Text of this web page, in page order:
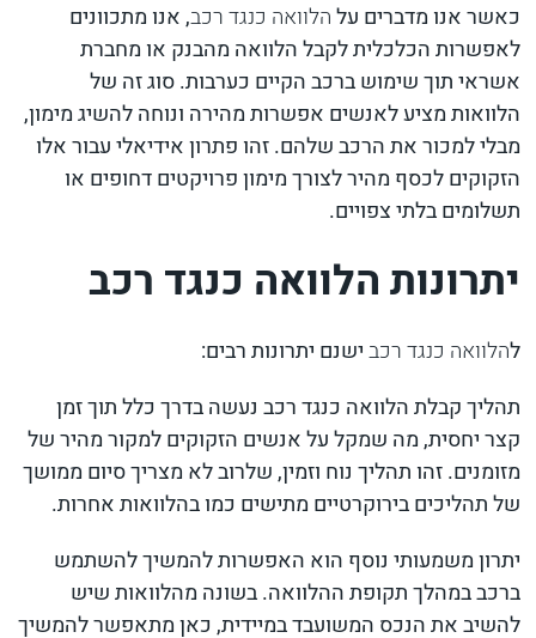
כאשר אנו מדברים עלהלוואה כנגד רכב, אנו מתכוונים
לאפשרות הכלכלית לקבל הלוואה מהבנק או מחברת
אשראי תוך שימוש ברכב הקיים כערבות. סוג זה של
הלוואות מציע לאנשים אפשרות מהירה ונוחה להשיג מימון,
מבלי למכור את הרכב שלהם. זהו פתרון אידיאלי עבור אלו
הזקוקים לכסף מהיר לצורך מימון פרויקטים דחופים או
תשלומים בלתי צפויים.
יתרונות הלוואה כנגד רכב
להלוואה כנגד רכבישנם יתרונות רבים:
תהליך קבלת הלוואה כנגד רכב נעשה בדרך כלל תוך זמן
קצר יחסית, מה שמקל על אנשים הזקוקים למקור מהיר של
מזומנים. זהו תהליך נוח וזמין, שלרוב לא מצריך סיום ממושך
של תהליכים בירוקרטיים מתישים כמו בהלוואות אחרות.
יתרון משמעותי נוסף הוא האפשרות להמשיך להשתמש
ברכב במהלך תקופת ההלוואה. בשונה מהלוואות שיש
להשיב את הנכס המשועבד במיידית, כאן מתאפשר להמשיך